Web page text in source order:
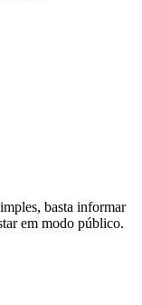
basta informar
em modo público.